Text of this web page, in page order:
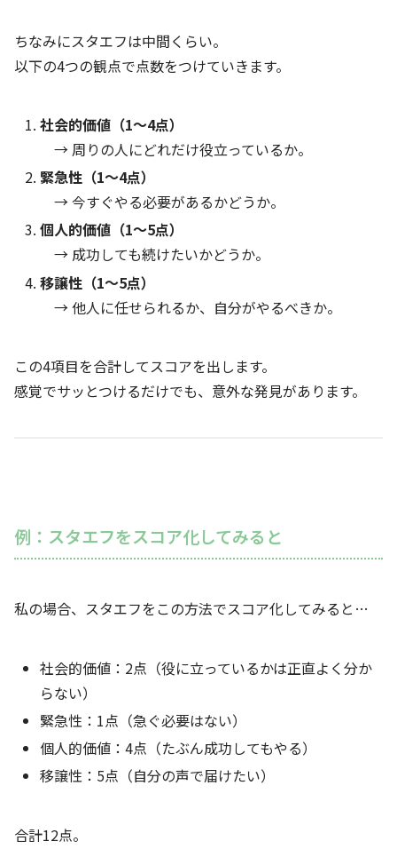
ちなみにスタエフは中間くらい。
以下の4つの観点で点数をつけていきます。
社会的価値（1〜4点）
→ 周りの人にどれだけ役立っているか。
緊急性（1〜4点）
→ 今すぐやる必要があるかどうか。
個人的価値（1〜5点）
→ 成功しても続けたいかどうか。
移譲性（1〜5点）
→ 他人に任せられるか、自分がやるべきか。
この4項目を合計してスコアを出します。
感覚でサッとつけるだけでも、意外な発見があります。
例：スタエフをスコア化してみると
私の場合、スタエフをこの方法でスコア化してみると…
社会的価値：2点（役に立っているかは正直よく分か
らない）
緊急性：1点（急ぐ必要はない）
個人的価値：4点（たぶん成功してもやる）
移譲性：5点（自分の声で届けたい）
合計12点。